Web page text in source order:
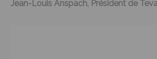
Jean-Louis Anspach, Président de